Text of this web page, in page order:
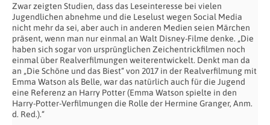
Zwar zeigten Studien, dass das Leseinteresse bei vielen
Jugendlichen abnehme und die Leselust wegen Social Media
nicht mehr da sei, aber auch in anderen Medien seien Märchen
präsent, wenn man nur einmal an Walt Disney-Filme denke. „Die
haben sich sogar von ursprünglichen Zeichentrickfilmen noch
einmal über Realverfilmungen weiterentwickelt. Denkt man da
an „Die Schöne und das Biest“ von 2017 in der Realverfilmung mit
Emma Watson als Belle, war das natürlich auch für die Jugend
eine Referenz an Harry Potter (Emma Watson spielte in den
Harry-Potter-Verfilmungen die Rolle der Hermine Granger, Anm.
d. Red.).“